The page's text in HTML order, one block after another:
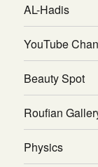
AL-Hadis
YouTube
Beauty Spot
Roufian
Physics